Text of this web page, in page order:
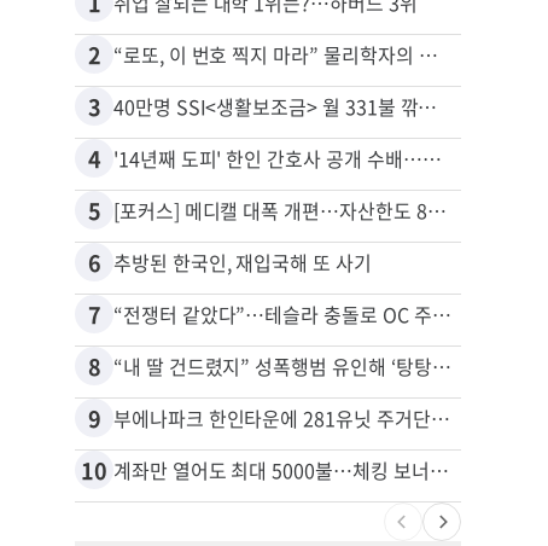
2 “로또, 이 번호 찍지 마라” 물리학자의 당첨금 높이는 비밀
3 40만명 SSI<생활보조금> 월 331불 깎이나
4 '14년째 도피' 한인 간호사 공개 수배…메디케어 사기 유죄
5 [포커스] 메디캘 대폭 개편…자산한도 84% 축소
6 추방된 한국인, 재입국해 또 사기
7 “전쟁터 같았다”…테슬라 충돌로 OC 주택 4채 파손
8 “내 딸 건드렸지” 성폭행범 유인해 ‘탕탕’…아빠의 복수 결말
9 부에나파크 한인타운에 281유닛 주거단지 들어선다
10 계좌만 열어도 최대 5000불…체킹 보너스 무한 경쟁